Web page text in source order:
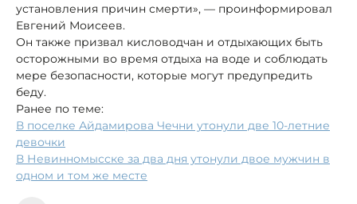
установления причин смерти», — проинформировал
Евгений Моисеев.
Он также призвал кисловодчан и отдыхающих быть
осторожными во время отдыха на воде и соблюдать
мере безопасности, которые могут предупредить
беду.
Ранее по теме:
В поселке Айдамирова Чечни утонули две 10-летние
девочки
В Невинномысске за два дня утонули двое мужчин в
одном и том же месте